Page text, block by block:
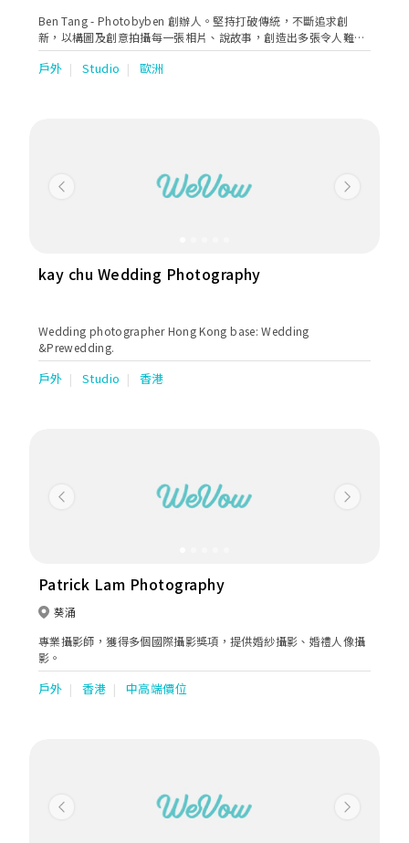
Ben Tang - Photobyben 創辦人。堅持打破傳統，不斷追求創
新，以構圖及創意拍攝每一張相片、說故事，創造出多張令人難忘
的經典作品，是其中一個對行業影嚮深遠的攝影師之一，並於早期
已打破傳統，為客人提供外國婚紗照攝影服務。
戶外 Studio 歐洲
Previous Next
kay chu Wedding Photography
Wedding photographer Hong Kong base: Wedding
&Prewedding.
戶外 Studio 香港
Previous Next
Patrick Lam Photography
葵涌
專業攝影師，獲得多個國際攝影獎項，提供婚紗攝影、婚禮人像攝
影。
戶外 香港 中高端價位
Previous Next